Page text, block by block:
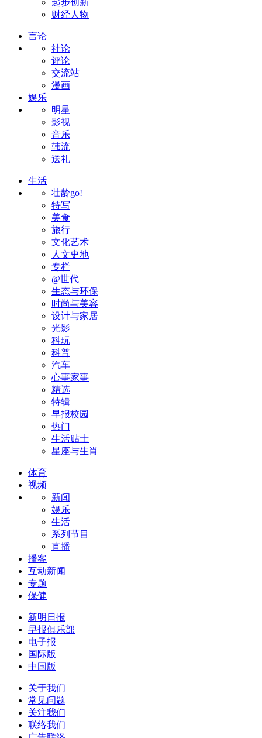
起步创新
财经人物
言论
社论
评论
交流站
漫画
娱乐
明星
影视
音乐
韩流
送礼
生活
壮龄go!
特写
美食
旅行
文化艺术
人文史地
专栏
@世代
生态与环保
时尚与美容
设计与家居
光影
科玩
科普
汽车
心事家事
精选
特辑
早报校园
热门
生活贴士
星座与生肖
体育
视频
新闻
娱乐
生活
系列节目
直播
播客
互动新闻
专题
保健
新明日报
早报俱乐部
电子报
国际版
中国版
关于我们
常见问题
关注我们
联络我们